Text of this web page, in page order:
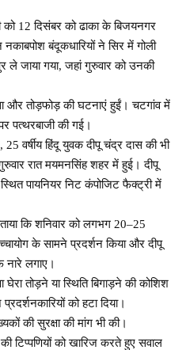
को 12 दिसंबर को ढाका के बिजयनगर
बंदूकधारियों ने सिर में गोली
ले जाया गया, जहां गुरुवार को उनकी
और तोड़फोड़ की घटनाएं हुईं। चटगांव में
पत्थरबाजी की गई।
25 वर्षीय हिंदू युवक दीपू चंद्र दास की भी
रात मयमनसिंह शहर में हुई। दीपू
पायनियर निट कंपोजिट फैक्ट्री में
कि शनिवार को लगभग 20–25
के सामने प्रदर्शन किया और दीपू
नारे लगाए।
तोड़ने या स्थिति बिगाड़ने की कोशिश
को हटा दिया।
की सुरक्षा की मांग भी की।
की टिप्पणियों को खारिज करते हुए सवाल